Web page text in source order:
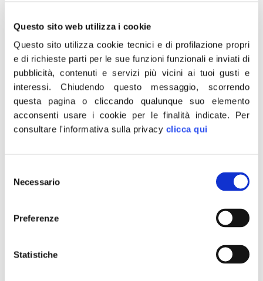
Questo sito web utilizza i cookie
Questo sito utilizza cookie tecnici e di profilazione propri
e di richieste parti per le sue funzioni funzionali e inviati di
pubblicità, contenuti e servizi più vicini ai tuoi gusti e
interessi.Chiudendo questo messaggio, scorrendo
questa pagina o cliccando qualunque suo elemento
acconsenti usare i cookie per le finalità indicate. Per
consultare l'informativa sulla privacy clicca qui
delNecessario
Preferenze
Statistiche
prezzi, in particolare dell’energia e dei
carburanti, che hanno fatto lievitare i costi al
consumo dei prodotti alimentari, non faccia
scivolare le famiglie italiane in quella “fascia
di povertà” già fin troppo consistente nel
nostro Paese e per la quale troppo poco
viene fatto. Per questi motivi occorre
immediatamente che siano ridotti
carburanti che sono tornati a livelli
insostenibili di oltre 2.35 euro/litro al servito e
2.03 in modalità self service. Bisogna agire
non solo con la riduzione delle accise e
che questa sia messa in pratica realmente